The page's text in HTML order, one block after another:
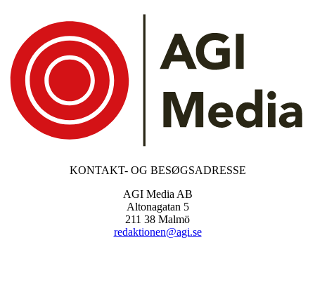
KONTAKT- OG BESØGSADRESSE
AGI Media AB
Altonagatan 5
211 38 Malmö
redaktionen@agi.se